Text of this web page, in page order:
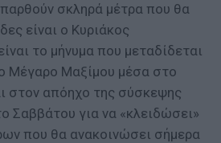
σκληρά μέτρα που θα
είναι ο Κυριάκος
το μήνυμα που μεταδίδεται
Μέγαρο Μαξίμου μέσα στο
στον απόηχο της σύσκεψης
Σαββάτου για να «κλειδώσει»
που θα ανακοινώσει σήμερα